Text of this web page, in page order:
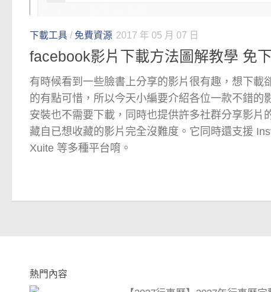
下載工具 / 免費資源 2017 年 05 月 07 日
facebook影片下載方法圖解教學 免
有時候看到一些臉書上分享的影片很有趣，想下載
的有點可惜，所以今天小編要介紹各位一款不錯的
安裝也不需要下載，同時也提供許多社群分享影片
藏自已想收藏的影片完全沒難度。它同時還支援
Xuite 等多種平台唷。
熱門內容